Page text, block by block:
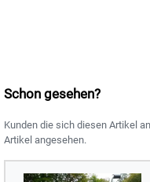
Schon gesehen?
Kunden die sich diesen Artikel
Artikel angesehen.